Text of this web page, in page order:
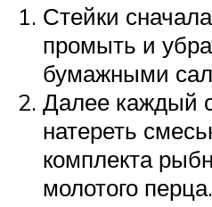
Стейки
промыть и
бумажными
Далее каждый
натереть
комплекта
молотого